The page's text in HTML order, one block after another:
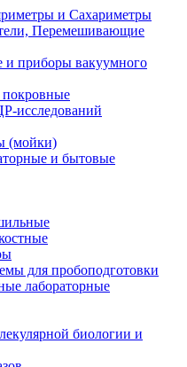
и Сахариметры
Перемешивающие
и приборы вакуумного
покровные
исследований
(мойки)
и бытовые
для пробоподготовки
лабораторные
биологии и